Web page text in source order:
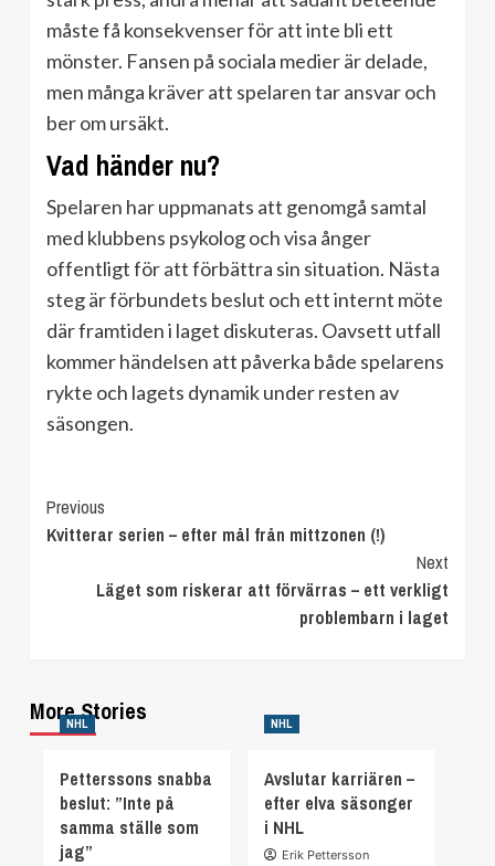
måste få konsekvenser för att inte bli ett
mönster. Fansen på sociala medier är delade,
men många kräver att spelaren tar ansvar och
ber om ursäkt.
Vad händer nu?
Spelaren har uppmanats att genomgå samtal
med klubbens psykolog och visa ånger
offentligt för att förbättra sin situation. Nästa
steg är förbundets beslut och ett internt möte
där framtiden i laget diskuteras. Oavsett utfall
kommer händelsen att påverka både spelarens
rykte och lagets dynamik under resten av
säsongen.
Continue
Reading
Previous
Kvitterar serien – efter mål från mittzonen (!)
Next
Läget som riskerar att förvärras – ett verkligt
problembarn i laget
More Stories
NHL
Petterssons snabba
beslut: ”Inte på
samma ställe som
jag”
NHL
Avslutar karriären –
efter elva säsonger
i NHL
Erik Pettersson